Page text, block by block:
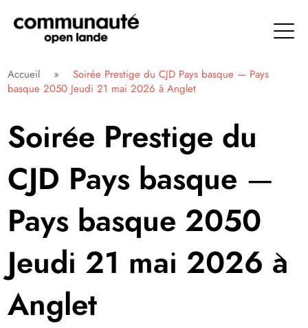
directement
contenu
Communauté Open Lande
Accueil »
Soirée Prestige du CJD Pays basque — Pays
basque 2050 Jeudi 21 mai 2026 à Anglet
Soirée Prestige du
CJD Pays basque —
Pays basque 2050
Jeudi 21 mai 2026 à
Anglet